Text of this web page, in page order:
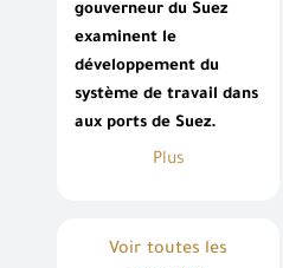
gouverneur du Suez
examinent le
développement du
système de travail dans
aux ports de Suez.
Plus
Voir toutes les